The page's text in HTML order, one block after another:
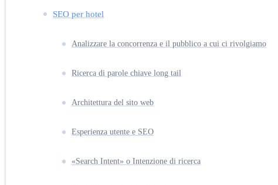
SEO per hotel
Analizzare la concorrenza e il pubblico a cui ci rivolgiamo
Ricerca di parole chiave long tail
Architettura del sito web
Esperienza utente e SEO
«Search Intent» o Intenzione di ricerca